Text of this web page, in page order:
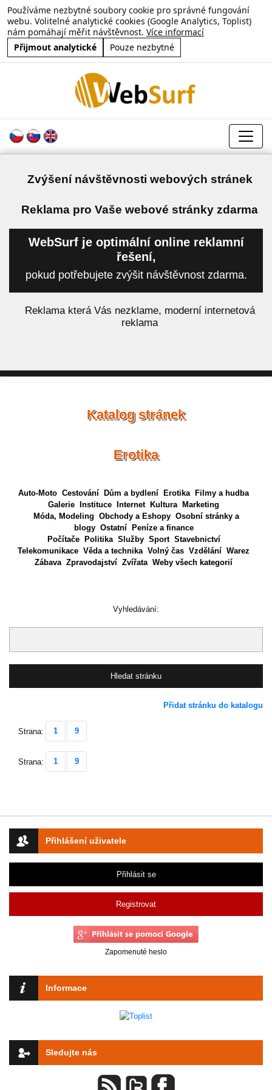
Používáme nezbytné soubory cookie pro správné fungování
webu. Volitelné analytické cookies (Google Analytics, Toplist)
nám pomáhají měřit návštěvnost. Více informací
Přijmout analytické
Pouze nezbytné
Zvýšení návštěvnosti webových stránek
Reklama pro Vaše webové stránky zdarma
WebSurf je optimální online reklamní
řešení,
pokud potřebujete zvýšit návštěvnost zdarma.
Reklama která Vás nezklame, moderní internetová
reklama
Přihlášení uživatele
Přihlásit se
Registrovat
Zapomenuté heslo
Informace
Sledujte nás
Katalog stránek
Erotika
Auto-Moto Cestování Dům a bydlení Erotika
Filmy a hudba
Galerie
Instituce Internet Kultura
Marketing
Móda, Modeling Obchody a Eshopy Osobní stránky a
blogy Ostatní
Peníze a finance
Počítače
Politika Služby Sport Stavebnictví
Telekomunikace Věda a technika Volný čas Vzdělání Warez
Zábava Zpravodajství Zvířata Weby všech kategorií
Vyhledávání:
Přidat stránku do katalogu
Strana: 1 9
Strana: 1 9